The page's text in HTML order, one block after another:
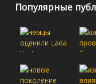
Популярные